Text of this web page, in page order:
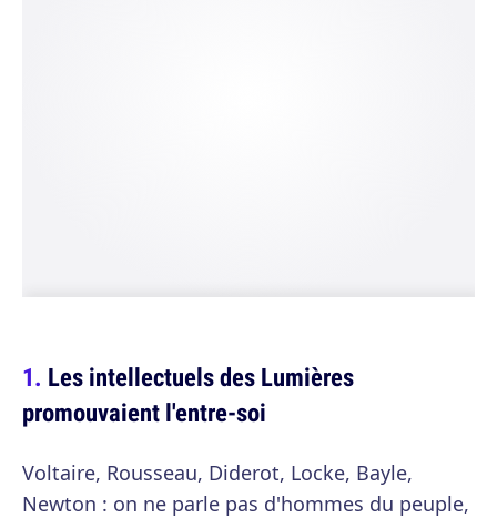
Les intellectuels des Lumières
promouvaient l'entre-soi
Voltaire, Rousseau, Diderot, Locke, Bayle,
Newton : on ne parle pas d'hommes du peuple,